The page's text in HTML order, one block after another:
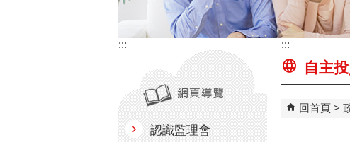
:::
認識監理會
:::
自主
回首頁